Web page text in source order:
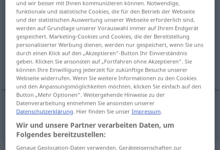
sautillement [sotijmɑ̃]m
Übersicht aller Übersetzungen
(Für mehr Details die Übersetzung anklicken/antippen)
Hüpfen
Hüpfenn sautillement
und wir besser mit Ihnen kommunizieren können. Notwendige,
funktionale und statistische Cookies, die für den Betrieb der Webseite
und der statistischen Auswertung unserer Webseite erforderlich sind,
werden auf Grundlage unserer Vorauswahl immer auf Ihrem Endgerät
gespeichert. Marketing-Cookies und Cookies, die der Bereitstellung
personalisierter Werbung dienen, werden nur gespeichert, wenn Sie uns
durch einen Klick auf den „Akzeptieren“-Button Ihr Einverständnis
geben. Klicken Sie ansonsten auf „Fortfahren ohne Akzeptieren“. Sie
können Ihre Einwilligung jederzeit für zukünftige Besuche unserer
Webseite widerrufen. Wenn Sie weitere Informationen zu den Cookies
und den Anpassungsmöglichkeiten möchten, klicken Sie einfach auf den
Button „Mehr Optionen“. Weitergehende Hinweise zu der
Datenverarbeitung entnehmen Sie ansonsten unserer
Datenschutzerklärung. Hier finden Sie unserImpressum.
Wir und unsere Partner verarbeiten Daten, um
Folgendes bereitzustellen:
Genaue Geolocation-Daten verwenden. Geräteeigenschaften zur